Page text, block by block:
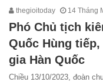
thegioitoday 14 Tháng
Phó Chủ tịch
Quốc Hùng
gia Hàn Quốc
Chiều 13/10/2023, đoàn